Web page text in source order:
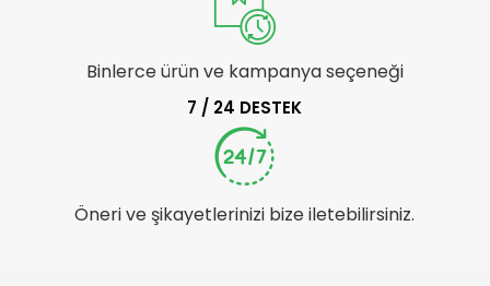
Binlerce ürün ve kampanya seçeneği
7 / 24 DESTEK
Öneri ve şikayetlerinizi bize iletebilirsiniz.